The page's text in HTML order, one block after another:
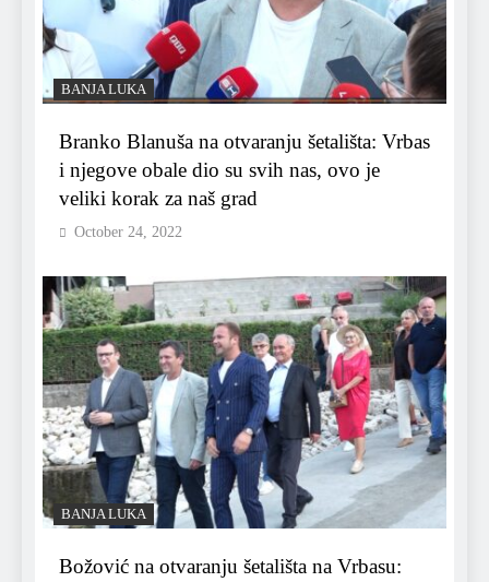
BANJA LUKA
Branko Blanuša na otvaranju šetališta: Vrbas
i njegove obale dio su svih nas, ovo je
veliki korak za naš grad
October 24, 2022
BANJA LUKA
Božović na otvaranju šetališta na Vrbasu: